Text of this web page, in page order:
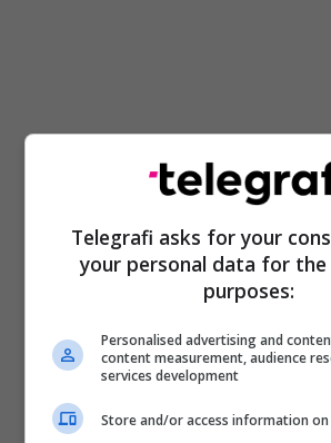
Telegrafi asks for your
your personal data for
purposes:
Personalised advertising and
content measurement, audience
services development
Store and/or access information on